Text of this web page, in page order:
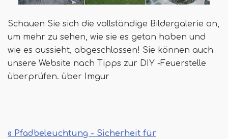
Schauen Sie sich die vollständige Bildergalerie an,
um mehr zu sehen, wie sie es getan haben und
wie es aussieht, abgeschlossen! Sie können auch
unsere Website nach Tipps zur DIY -Feuerstelle
überprüfen. über Imgur
« Pfadbeleuchtung - Sicherheit für